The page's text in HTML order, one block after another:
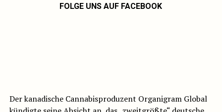
FOLGE UNS AUF FACEBOOK
Der kanadische Cannabisproduzent Organigram Global